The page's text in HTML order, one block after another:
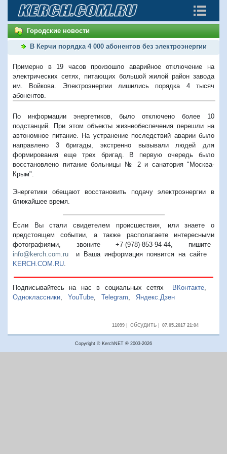
Городские новости
В Керчи порядка 4 000 абонентов без электроэнергии
Примерно в 19 часов произошло аварийное отключение на
электрических сетях, питающих большой жилой район завода
им. Войкова. Электроэнергии лишились порядка 4 тысяч
абонентов.
По информации энергетиков, было отключено более 10
подстанций. При этом объекты жизнеобеспечения перешли на
автономное питание. На устранение последствий аварии было
направлено 3 бригады, экстренно вызывали людей для
формирования еще трех бригад. В первую очередь было
восстановлено питание больницы № 2 и санатория "Москва-
Крым".
Энергетики обещают восстановить подачу электроэнергии в
ближайшее время.
Если Вы стали свидетелем происшествия, или знаете о
предстоящем событии, а также располагаете интересными
фотографиями, звоните +7-(978)-853-94-44, пишите
info@kerch.com.ru и Ваша информация появится на сайте
KERCH.COM.RU
Подписывайтесь на нас в социальных сетях ВКонтакте,
Одноклассники
YouTube Telegram Яндекс.Дзен
11099 |обсудить |07.05.2017 21:04
Copyright © KerchNET ® 2003-2026